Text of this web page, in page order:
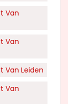
Van
Van
Van Leiden
Van